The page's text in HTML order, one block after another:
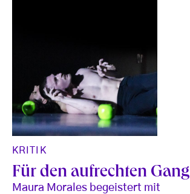
KRITIK
Für den aufrechten Gang
Maura Morales begeistert mit